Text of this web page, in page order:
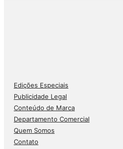
Edições Especiais
Publicidade Legal
Conteúdo de Marca
Departamento Comercial
Quem Somos
Contato